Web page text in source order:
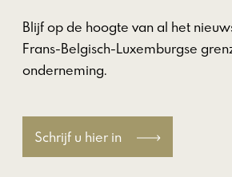
Blijf op de hoogte van al het
Frans-Belgisch-Luxemburgse
onderneming.
Schrijf u hier in